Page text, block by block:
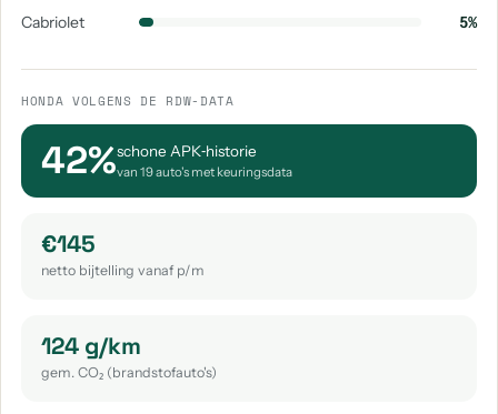
Cabriolet
5%
HONDA VOLGENS DE RDW-DATA
42%schone APK‑historie
van 19 auto's met keuringsdata
€145
netto bijtelling vanaf p/m
124 g/km
gem. CO₂ (brandstofauto's)